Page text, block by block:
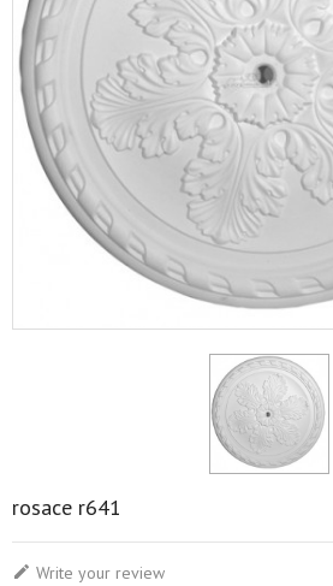
rosace r641
 Write your review